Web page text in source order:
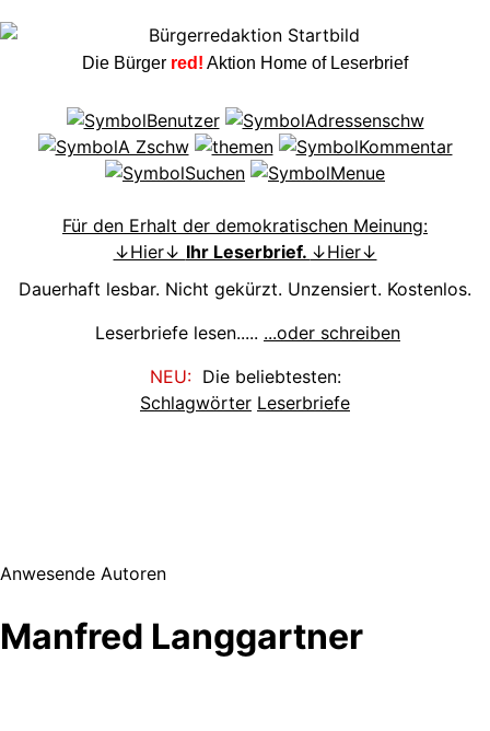
Die Bürger red! Aktion Home of Leserbrief
Für den Erhalt der demokratischen Meinung:
↓Hier↓ Ihr Leserbrief. ↓Hier↓
Dauerhaft lesbar. Nicht gekürzt. Unzensiert. Kostenlos.
Leserbriefe lesen..... ...oder schreiben
NEU:Die beliebtesten:
Schlagwörter Leserbriefe
Anwesende Autoren
Manfred Langgartner